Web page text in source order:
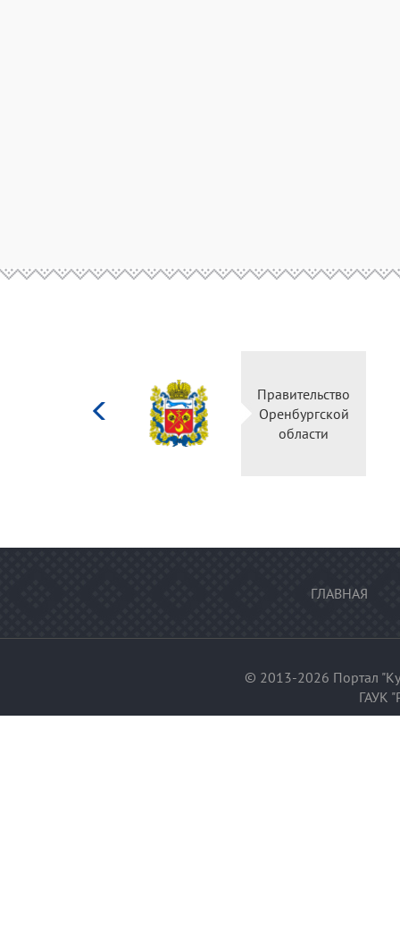
культуры
Российской
Правительство
Оренбургской
области
ГЛАВНАЯ
© 2013-2026 Портал
ГАУК